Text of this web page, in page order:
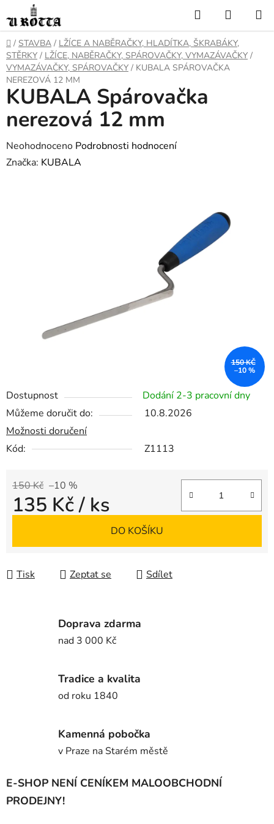
na
obsah
Hledat
KOŠÍK
DOMŮ
/ STAVBA / LŽÍCE A NABĚRAČKY, HLADÍTKA, ŠKRABÁKY,
STĚRKY / LŽÍCE, NABĚRAČKY, SPÁROVAČKY, VYMAZÁVAČKY /
VYMAZÁVAČKY, SPÁROVAČKY / KUBALA SPÁROVAČKA
NEREZOVÁ 12 MM
Dostupnost
Dodání 2-3 pracovní dny
Můžeme doručit do:
10.8.2026
Možnosti doručení
Kód:
Z1113
150 Kč –10 %
135 Kč/ ks
DO KOŠÍKU
Tisk Zeptat se Sdílet
KUBALA Spárovačka
nerezová 12 mm
Průměrné
hodnocení
Neohodnoceno Podrobnosti hodnocení
Značka: KUBALA
150 KČ
–10 %
Doprava zdarma
nad 3 000 Kč
Tradice a kvalita
od roku 1840
Kamenná pobočka
v Praze na Starém městě
E-SHOP NENÍ CENÍKEM MALOOBCHODNÍ
PRODEJNY!